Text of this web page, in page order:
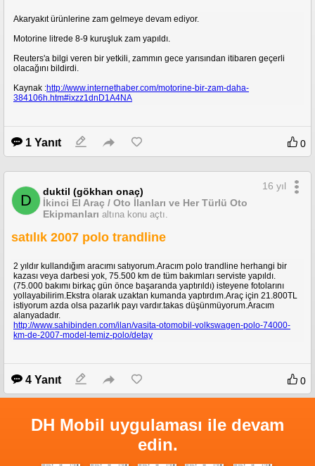
Akaryakıt ürünlerine zam gelmeye devam ediyor.
Motorine litrede 8-9 kuruşluk zam yapıldı.
Reuters'a bilgi veren bir yetkili, zammın gece yarısından itibaren geçerli
olacağını bildirdi.
Kaynak :http://www.internethaber.com/motorine-bir-zam-daha-
384106h.htm#ixzz1dnD1A4NA
1 Yanıt 0
D
duktil (gökhan onaç)
İkinci El Araç / Oto İlanları ve Her Türlü Oto
Ekipmanları altına konu açtı.
16 yıl
satılık 2007 polo trandline
2 yıldır kullandığım aracımı satıyorum.Aracım polo trandline herhangi bir
kazası veya darbesi yok, 75.500 km de tüm bakımları serviste yapıldı.
(75.000 bakımı birkaç gün önce başaranda yaptırıldı) isteyene fotolarını
yollayabilirim.Ekstra olarak uzaktan kumanda yaptırdım.Araç için 21.800TL
istiyorum azda olsa pazarlık payı vardır.takas düşünmüyorum.Aracım
alanyadadır.
http://www.sahibinden.com/ilan/vasita-otomobil-volkswagen-polo-74000-
km-de-2007-model-temiz-polo/detay
4 Yanıt 0
DH Mobil uygulaması ile devam
edin.